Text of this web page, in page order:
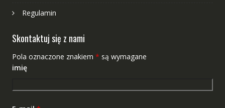
Regulamin
Skontaktuj się z nami
Pola oznaczone znakiem * są wymagane
imię